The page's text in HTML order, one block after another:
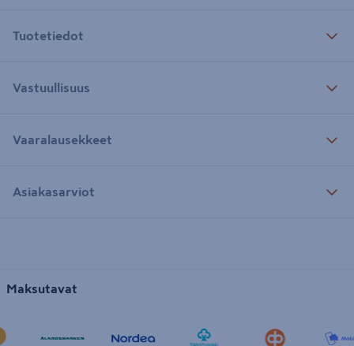
Tuotetiedot
Vastuullisuus
Vaaralausekkeet
Asiakasarviot
Maksutavat